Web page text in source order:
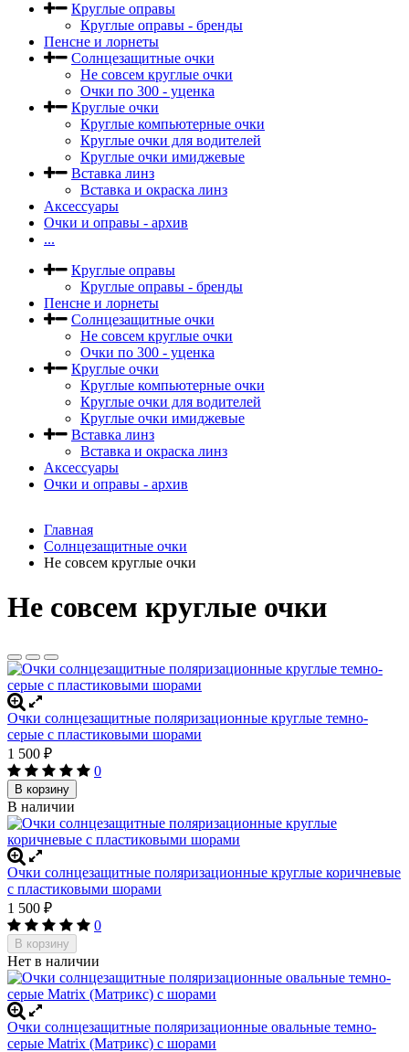
Круглые оправы
Круглые оправы - бренды
Пенсне и лорнеты
Солнцезащитные очки
Не совсем круглые очки
Очки по 300 - уценка
Круглые очки
Круглые компьютерные очки
Круглые очки для водителей
Круглые очки имиджевые
Вставка линз
Вставка и окраска линз
Аксессуары
Очки и оправы - архив
...
Круглые оправы
Круглые оправы - бренды
Пенсне и лорнеты
Солнцезащитные очки
Не совсем круглые очки
Очки по 300 - уценка
Круглые очки
Круглые компьютерные очки
Круглые очки для водителей
Круглые очки имиджевые
Вставка линз
Вставка и окраска линз
Аксессуары
Очки и оправы - архив
Главная
Солнцезащитные очки
Не совсем круглые очки
Не совсем круглые очки
Очки солнцезащитные поляризационные круглые темно-
серые с пластиковыми шорами
1 500 ₽
0
В корзину
В наличии
Очки солнцезащитные поляризационные круглые коричневые
с пластиковыми шорами
1 500 ₽
0
В корзину
Нет в наличии
Очки солнцезащитные поляризационные овальные темно-
серые Matrix (Матрикс) с шорами